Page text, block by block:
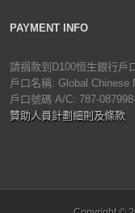
PAYMENT INFO
請捐款到D100恒生銀行戶
戶口名稱: Global Chinese
戶口號碼 A/C: 787-
贊助人員計劃細則及條款